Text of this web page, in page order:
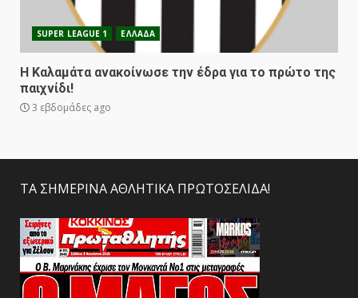
SUPER LEAGUE 1 ΕΛΛΑΔΑ
Η Καλαμάτα ανακοίνωσε την έδρα για το πρώτο της
παιχνίδι!
3 εβδομάδες ago
ΤΑ ΣΗΜΕΡΙΝΑ ΑΘΛΗΤΙΚΑ ΠΡΩΤΟΣΕΛΙΔΑ!